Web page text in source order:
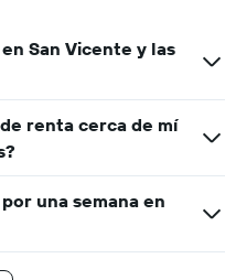
San Vicente y las
renta cerca de mí
una semana en